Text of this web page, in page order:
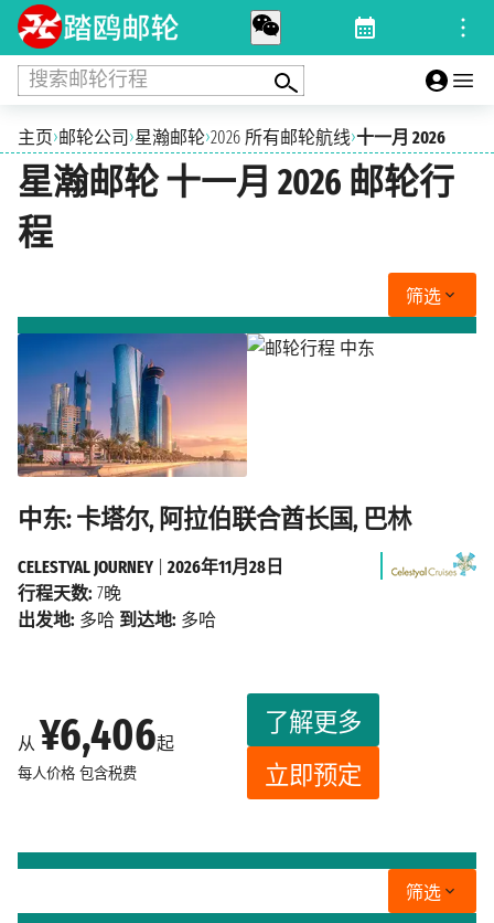
搜索邮轮行程
主页›邮轮公司 ›星瀚邮轮›2026 所有邮轮航线›十一月 2026
星瀚邮轮 十一月 2026 邮轮行
程
筛选
中东: 卡塔尔, 阿拉伯联合酋长国, 巴林
从 ¥6,406起
每人价格 包含税费
了解更多
立即预定
CELESTYAL JOURNEY
2026年11月28日
行程天数: 7晚
出发地: 多哈 到达地: 多哈
筛选